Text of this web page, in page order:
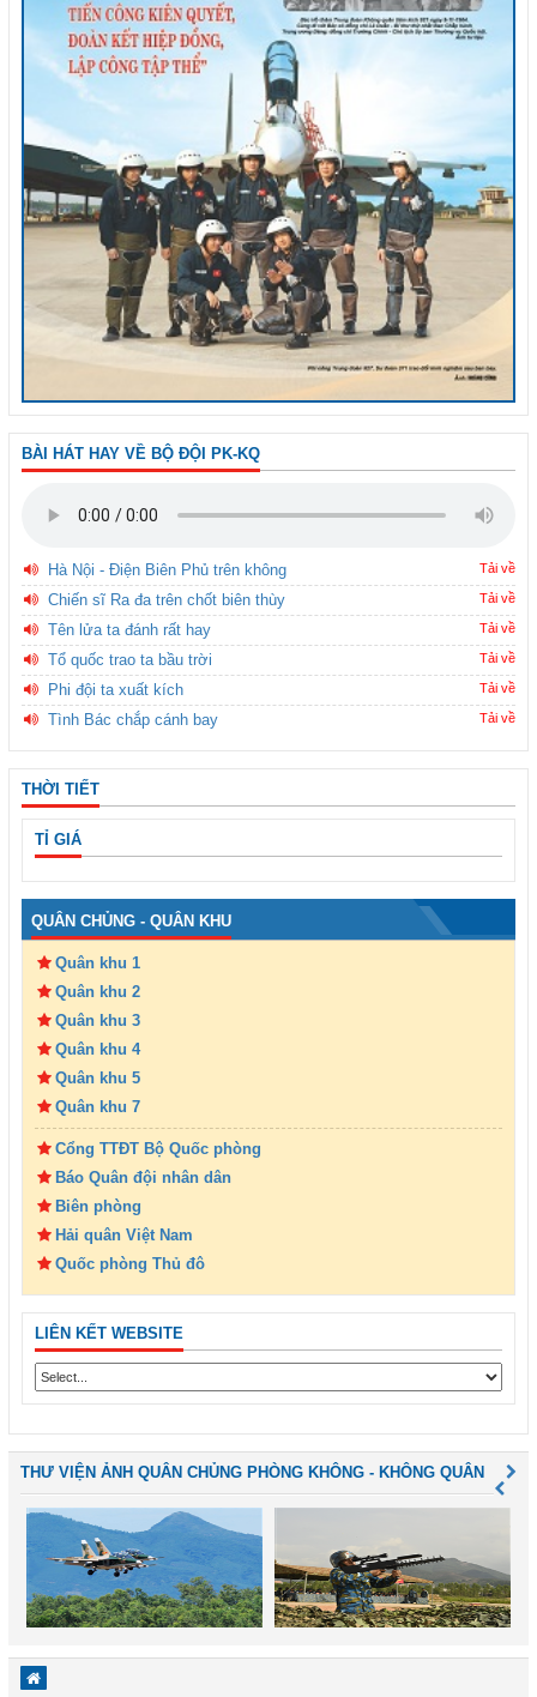
BÀI HÁT HAY VỀ BỘ ĐỘI PK-KQ
Hà Nội - Điện Biên Phủ trên không Tải về
Chiến sĩ Ra đa trên chốt biên thùy Tải về
Tên lửa ta đánh rất hay Tải về
Tổ quốc trao ta bầu trời Tải về
Phi đội ta xuất kích Tải về
Tình Bác chắp cánh bay Tải về
THỜI TIẾT
TỈ GIÁ
QUÂN CHỦNG - QUÂN KHU
Quân khu 1
Quân khu 2
Quân khu 3
Quân khu 4
Quân khu 5
Quân khu 7
Cổng TTĐT Bộ Quốc phòng
Báo Quân đội nhân dân
Biên phòng
Hải quân Việt Nam
Quốc phòng Thủ đô
LIÊN KẾT WEBSITE
THƯ VIỆN ẢNH QUÂN CHỦNG PHÒNG KHÔNG - KHÔNG QUÂN